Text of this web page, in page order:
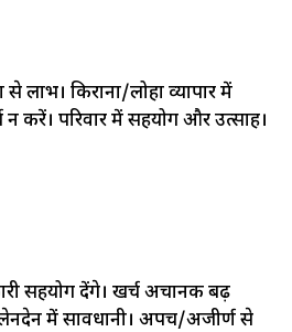
लाभ। किराना/लोहा व्यापार में
करें। परिवार में सहयोग और उत्साह।
सहयोग देंगे। खर्च अचानक बढ़
में सावधानी। अपच/अजीर्ण से